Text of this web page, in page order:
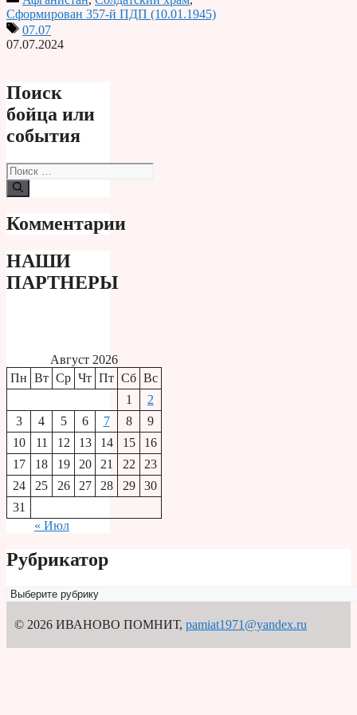
Print
Сформирован 357-й ПДП (10.01.1945)
07.07
07.07.2024
Поиск
бойца или
события
Поиск:
Комментарии
НАШИ
ПАРТНЕРЫ
Август 2026
Пн Вт Ср Чт Пт Сб Вс
1
2
3
4 5 6 7 8
9
10
11 12 13 14 15
16
17
18 19 20 21 22
23
24
25 26 27 28 29
30
31
« Июл
Рубрикатор
Рубрикатор
© 2026 ИВАНОВО ПОМНИТ, pamiat1971@yandex.ru